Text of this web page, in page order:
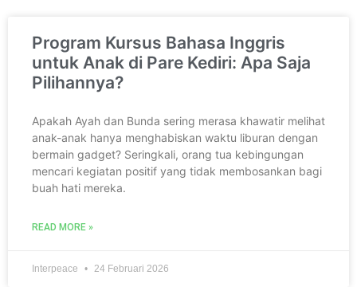
Program Kursus Bahasa Inggris
untuk Anak di Pare Kediri: Apa Saja
Pilihannya?
Apakah Ayah dan Bunda sering merasa khawatir melihat
anak-anak hanya menghabiskan waktu liburan dengan
bermain gadget? Seringkali, orang tua kebingungan
mencari kegiatan positif yang tidak membosankan bagi
buah hati mereka.
READ MORE »
Interpeace 24 Februari 2026